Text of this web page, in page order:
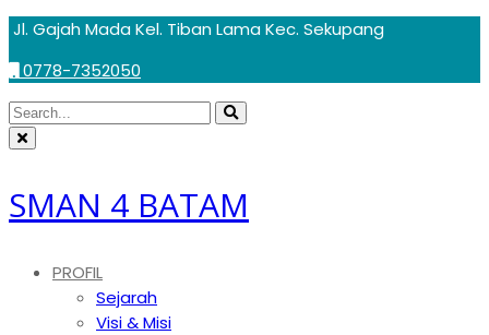
Skip
content
Jl. Gajah Mada Kel. Tiban Lama Kec. Sekupang
0778-7352050
Circular
focus
Search
for:
Search
Circular
focus
SMAN 4 BATAM
PROFIL
Sejarah
Visi & Misi